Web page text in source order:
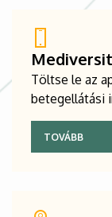
Töltse le az
betegellátási
TOVÁBB